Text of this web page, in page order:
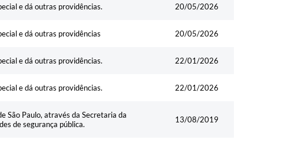
e dá outras providências. 20/05/2026
e dá outras providências 20/05/2026
e dá outras providências. 22/01/2026
e dá outras providências. 22/01/2026
São Paulo, através da Secretaria da
de segurança pública.
13/08/2019